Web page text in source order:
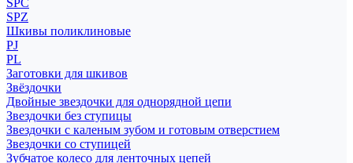
SPC
SPZ
Шкивы поликлиновые
PJ
PL
Заготовки для шкивов
Звёздочки
Двойные звездочки для однорядной цепи
Звездочки без ступицы
Звездочки с каленым зубом и готовым отверстием
Звездочки со ступицей
Зубчатое колесо для ленточных цепей